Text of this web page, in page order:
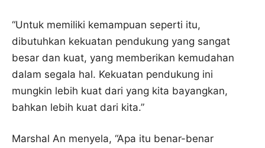
“Untuk memiliki kemampuan seperti itu,
dibutuhkan kekuatan pendukung yang sangat
besar dan kuat, yang memberikan kemudahan
dalam segala hal. Kekuatan pendukung ini
mungkin lebih kuat dari yang kita bayangkan,
bahkan lebih kuat dari kita.”
Marshal An menyela, “Apa itu benar-benar